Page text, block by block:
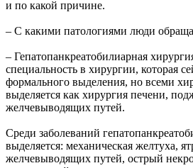
и по какой причине.
– С какими патологиями люди
– Гепатопанкреатобилиарная
специальность в хирургии, которая
формального выделения, но всеми
выделяется как хирургия печени,
желчевыводящих путей.
Среди заболеваний
выделяется: механическая желтуха,
желчевыводящих путей, острый